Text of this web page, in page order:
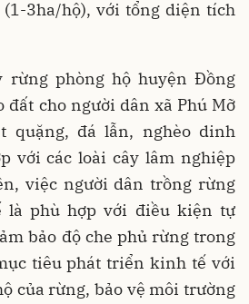
3ha/hộ), với tổng diện tích
rừng phòng hộ huyện Đồng
đất cho người dân xã Phú Mỡ
quặng, đá lẫn, nghèo dinh
với các loài cây lâm nghiệp
việc người dân trồng rừng
phù hợp với điều kiện tự
bảo độ che phủ rừng trong
tiêu phát triển kinh tế với
của rừng, bảo vệ môi trường